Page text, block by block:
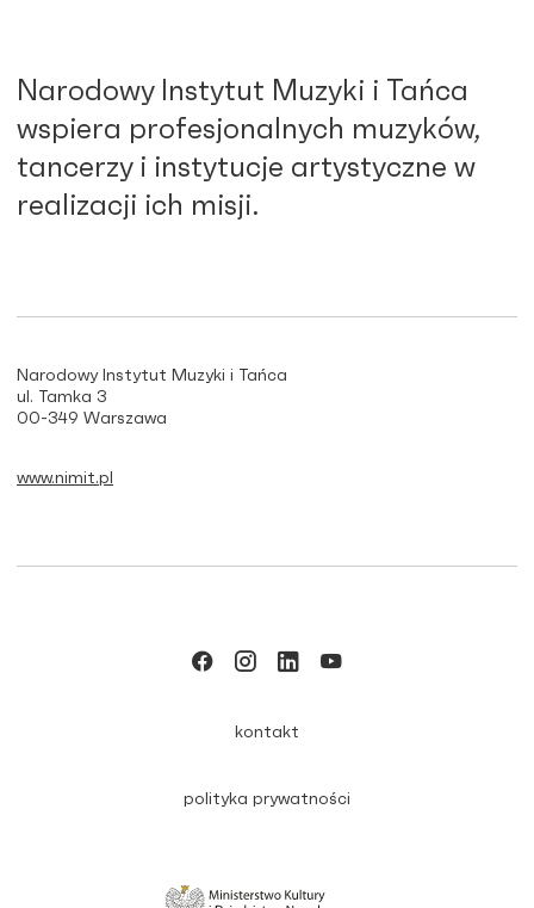
Narodowy Instytut Muzyki i Tańca
wspiera profesjonalnych muzyków,
tancerzy i instytucje artystyczne w
realizacji ich misji.
Narodowy Instytut Muzyki i Tańca
ul. Tamka 3
00-349 Warszawa
www.nimit.pl
kontakt
polityka prywatności